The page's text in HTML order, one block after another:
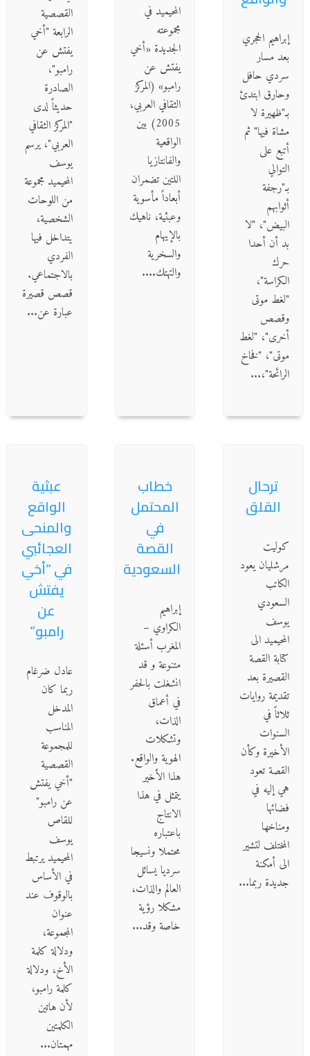
إبراهيم الحجري
بعد مسار
سردي حافل
وحارق ابتدئ
بـ"ظهيرة لا
مشاة فيها" ثم
أتبع على
التوالي
بـ"رجفة
أثوابهم
البيض"، "لا
بد أن أحدا
حرك
الكراسة"،
"لغط موتى
وقصص
أخرى"، "لغط
موتى"، "فخاخ
الرائحة"،...
المحيميد في
مجموعته
الجديدة «أخي
يفتش عن
رامبو» (المركز
الثقافي العربي،
2005) بين
الواقعية
والفانتازيا
اللتين تضمران
أبعاداً مأسوية
وعبثية، ناهيك
بالإيهام
والسخرية
والتهتك....
القصصية
الرابعة "أخي
يفتش عن
رامبو"،
الصادرة
حديثاً لدى
"المركز الثقافي
العربي"، يرسم
يوسف
المحيميد مجموعة
من اللوحات
الشخصية،
يتداخل فيها
الفردي
بالاجتماعي.
قصص قصيرة
عبارة عن...
ترحال
القلق
كوليت
مرشليان يعود
الكاتب
السعودي
يوسف
المحيميد الى
كتابة القصة
القصيرة بعد
تقديمة روايات
ثلاثاً في
السنوات
الأخيرة وكأن
القصة تعود
هي إليه في
فضائها
ومناخها
المختلف لتشير
الى أمكنة
جديدة ربما...
خطاب
المحتمل
في
القصة
السعودية
إبراهيم
الكراوي –
المغرب أسئلة
متنوعة و قد
انشغلت بالحفر
في أعماق
الذات،
وتشكلات
الهوية والواقع.
هذا الأخير
يتمثل في هذا
الانتاج
باعتباره
محتملا ونسيجا
سرديا يسائل
العالم والذات،
مشكلا رؤية
خاصة وقد...
عبثية
الواقع
والمنحى
العجائبي
في “أخي
يفتش
عن
رامبو”
عادل ضرغام
ربما كان
المدخل
المناسب
للمجموعة
القصصية
"أخي يفتش
عن رامبو"
للقاص
يوسف
المحيميد يرتبط
في الأساس
بالوقوف عند
عنوان
المجموعة،
ودلالة كلمة
الأخ، ودلالة
كلمة رامبو،
لأن هاتين
الكلمتين
مهمتان...